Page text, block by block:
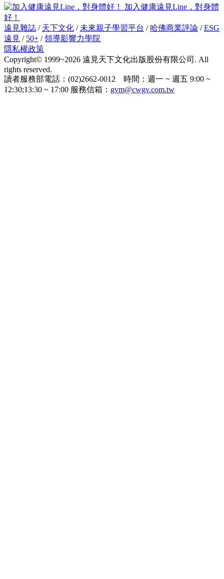
加入健康遠見Line，對身體
好！
遠見雜誌 / 天下文化 / 未來親子學習平台 / 哈佛商業評論 /ESG
遠見 / 50+ /領導影響力學院
隱私權政策
Copyright© 1999~2026 遠見天下文化出版股份有限公司. All
rights reserved.
讀者服務部電話：(02)2662-0012 時間：週一 ~ 週五 9:00 ~
12:30;13:30 ~ 17:00 服務信箱： gvm@cwgv.com.tw